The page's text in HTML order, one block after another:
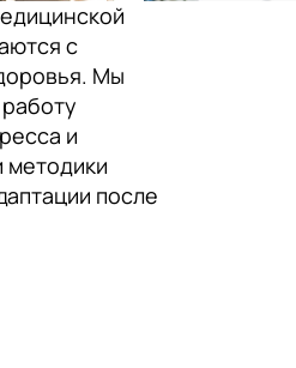
с
Мы
и
методики
после